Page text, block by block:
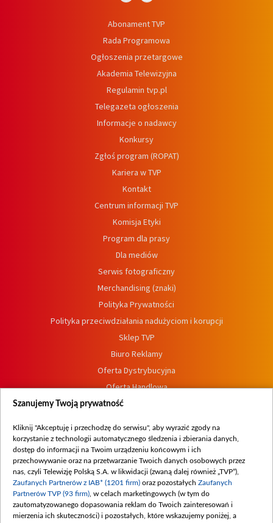
Abonament TVP
Rada Programowa
Ogłoszenia przetargowe
Akademia Telewizyjna
Regulamin tvp.pl
Telegazeta ogłoszenia
Informacje o nadawcy
Konkursy
Zgłoś program (ROPAT)
Kariera w TVP
Kontakt
Centrum informacji TVP
Komisja Etyki
Program dla prasy
Dla mediów
Serwis fotograficzny
Merchandising (znaki)
Polityka Prywatności
Polityka przeciwdziałania nadużyciom i korupcji
Sklep TVP
Biuro Reklamy
Oferta Dystrybucyjna
Oferta Handlowa
Dostępność
Procedura zgłoszeń wewnętrznych
Szanujemy Twoją prywatność
Kliknij "Akceptuję i przechodzę do serwisu", aby wyrazić zgody na
korzystanie z technologii automatycznego śledzenia i zbierania danych,
dostęp do informacji na Twoim urządzeniu końcowym i ich
przechowywanie oraz na przetwarzanie Twoich danych osobowych przez
nas, czyli Telewizję Polską S.A. w likwidacji (zwaną dalej również „TVP”),
Zaufanych Partnerów z IAB* (1201 firm) oraz pozostałych Zaufanych
Partnerów TVP (93 firm) , w celach marketingowych (w tym do
zautomatyzowanego dopasowania reklam do Twoich zainteresowań i
mierzenia ich skuteczności) i pozostałych, które wskazujemy poniżej, a